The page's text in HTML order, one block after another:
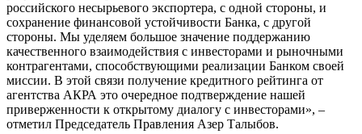
российского несырьевого экспортера, с одной стороны, и
сохранение финансовой устойчивости Банка, с другой
стороны. Мы уделяем большое значение поддержанию
качественного взаимодействия с инвесторами и рыночными
контрагентами, способствующими реализации Банком своей
миссии. В этой связи получение кредитного рейтинга от
агентства АКРА это очередное подтверждение нашей
приверженности к открытому диалогу с инвесторами», –
отметил Председатель Правления Азер Талыбов.